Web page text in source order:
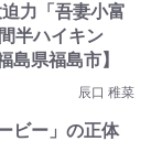
力「吾妻小富
半ハイキン
島県福島市】
辰口 稚菜
ビー」の正体